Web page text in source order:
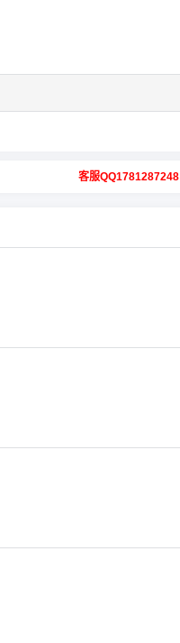
客服QQ1781287248